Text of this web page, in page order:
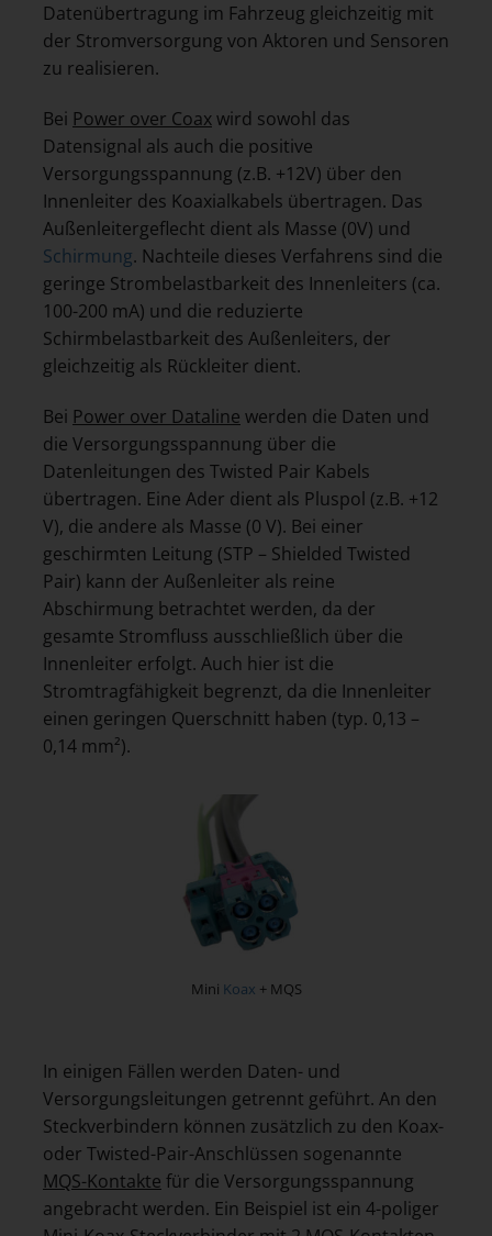
Datenübertragung im Fahrzeug gleichzeitig mit
der Stromversorgung von Aktoren und Sensoren
zu realisieren.
Bei Power over Coaxwird sowohl das
Datensignal als auch die positive
Versorgungsspannung (z.B. +12V) über den
Innenleiter des Koaxialkabels übertragen. Das
Außenleitergeflecht dient als Masse (0V) und
Schirmung. Nachteile dieses Verfahrens sind die
geringe Strombelastbarkeit des Innenleiters (ca.
100-200 mA) und die reduzierte
Schirmbelastbarkeit des Außenleiters, der
gleichzeitig als Rückleiter dient.
Bei Power over Dataline werden die Daten und
die Versorgungsspannung über die
Datenleitungen des Twisted Pair Kabels
übertragen. Eine Ader dient als Pluspol (z.B. +12
V), die andere als Masse (0 V). Bei einer
geschirmten Leitung (STP – Shielded Twisted
Pair) kann der Außenleiter als reine
Abschirmung betrachtet werden, da der
gesamte Stromfluss ausschließlich über die
Innenleiter erfolgt. Auch hier ist die
Stromtragfähigkeit begrenzt, da die Innenleiter
einen geringen Querschnitt haben (typ. 0,13 –
0,14 mm²).
Mini Koax + MQS
In einigen Fällen werden Daten- und
Versorgungsleitungen getrennt geführt. An den
Steckverbindern können zusätzlich zu den Koax-
oder Twisted-Pair-Anschlüssen sogenannte
MQS-Kontakte für die Versorgungsspannung
angebracht werden. Ein Beispiel ist ein 4-poliger